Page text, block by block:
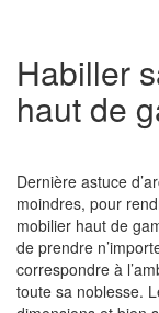
Habiller
haut de
Dernière astuce
moindres, pour
mobilier haut de
de prendre
correspondre à
toute sa noblesse.